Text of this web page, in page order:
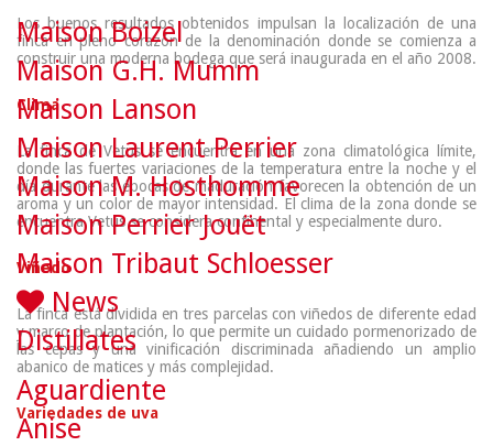
Los buenos resultados obtenidos impulsan la localización de una
finca en pleno corazón de la denominación donde se comienza a
construir una moderna bodega que será inaugurada en el año 2008.
Clima
La finca de Vetus se encuentra en una zona climatológica límite,
donde las fuertes variaciones de la temperatura entre la noche y el
día durante las épocas de maduración favorecen la obtención de un
aroma y un color de mayor intensidad. El clima de la zona donde se
encuentra Vetus se considera continental y especialmente duro.
Viñedo
La finca está dividida en tres parcelas con viñedos de diferente edad
y marco de plantación, lo que permite un cuidado pormenorizado de
las cepas y una vinificación discriminada añadiendo un amplio
abanico de matices y más complejidad.
Variedades de uva
Maison Boizel
Maison G.H. Mumm
Maison Lanson
Maison Laurent Perrier
Maison M. Hosthomme
Maison Perrier Jouët
Maison Tribaut Schloesser
News
Distillates
Aguardiente
Anise